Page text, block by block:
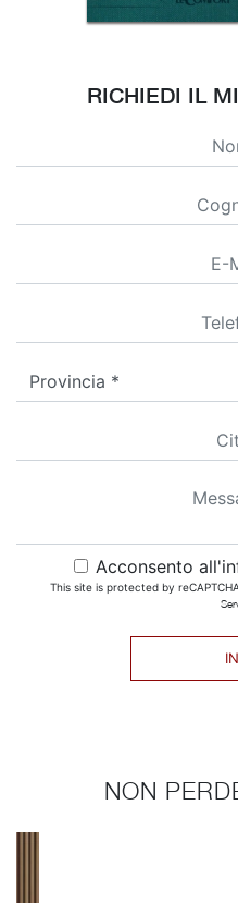
RICHIEDI IL
Acconsento
This site is protected by
NON